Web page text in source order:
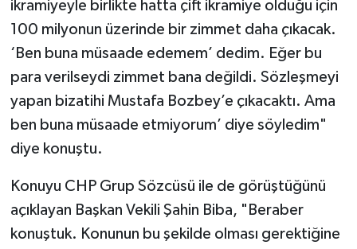
ikramiyeyle birlikte hatta çift ikramiye olduğu için
100 milyonun üzerinde bir zimmet daha çıkacak.
‘Ben buna müsaade edemem’ dedim. Eğer bu
para verilseydi zimmet bana değildi. Sözleşmeyi
yapan bizatihi Mustafa Bozbey’e çıkacaktı. Ama
ben buna müsaade etmiyorum’ diye söyledim"
diye konuştu.
Konuyu CHP Grup Sözcüsü ile de görüştüğünü
açıklayan Başkan Vekili Şahin Biba, "Beraber
konuştuk. Konunun bu şekilde olması gerektiğine